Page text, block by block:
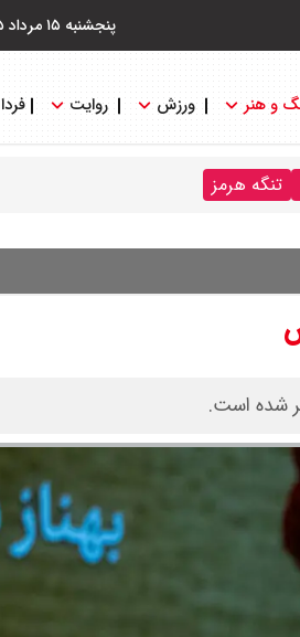
پنجشنبه ۱۵ مرداد ۱۴۰۵
و هنر ورزش روایت فردا
تنگه هرمز
شده است.